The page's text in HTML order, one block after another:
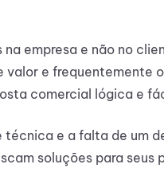
empresa e não no
e frequentemente
comercial lógica e
técnica e a falta de um
soluções para seus